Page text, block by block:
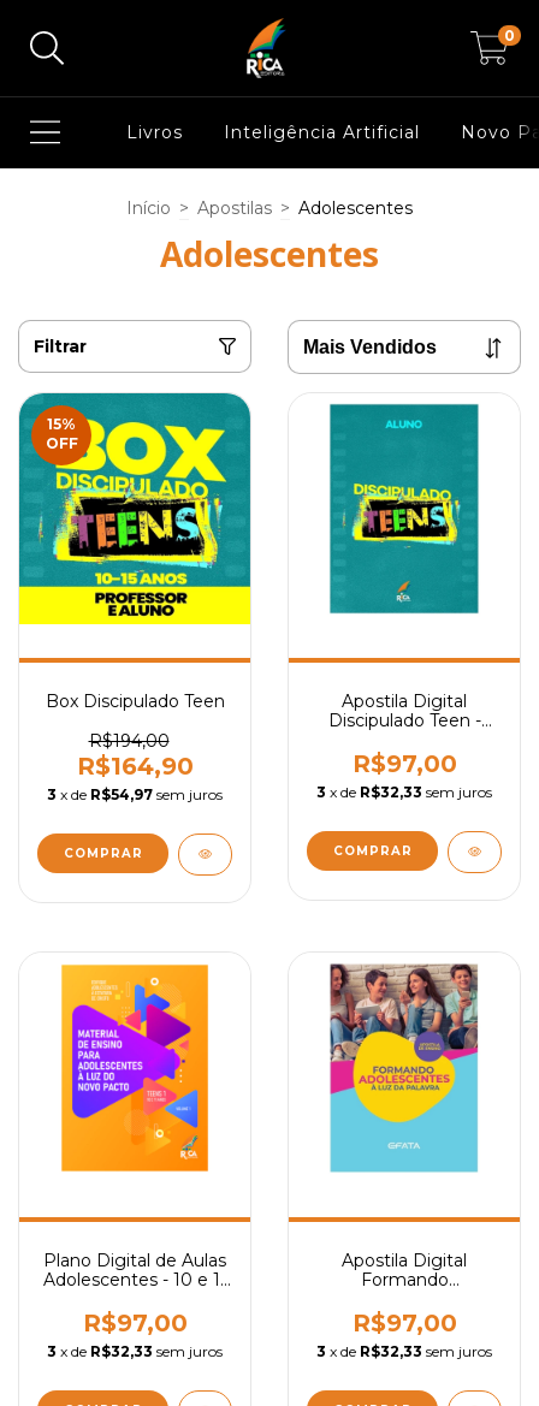
0
Livros Inteligência Artificial Novo
Início > Apostilas > Adolescentes
Adolescentes
Filtrar
15%
OFF
Box Discipulado Teen
R$194,00
R$164,90
3 x de R$54,97 sem juros
Apostila Digital
Discipulado Teen -
R$97,00
3 x de R$32,33 sem juros
Plano Digital de Aulas
Adolescentes - 10 e 11
R$97,00
3 x de R$32,33 sem juros
Apostila Digital
Formando
Palavra
R$97,00
3 x de R$32,33 sem juros